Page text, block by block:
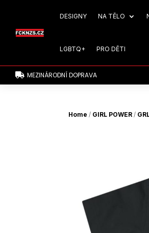
DESIGNY NA TĚLO
LGBTQ+ PRO DĚTI
 MEZINÁRODNÍ DOPRAVA
Home / GIRL POWER /